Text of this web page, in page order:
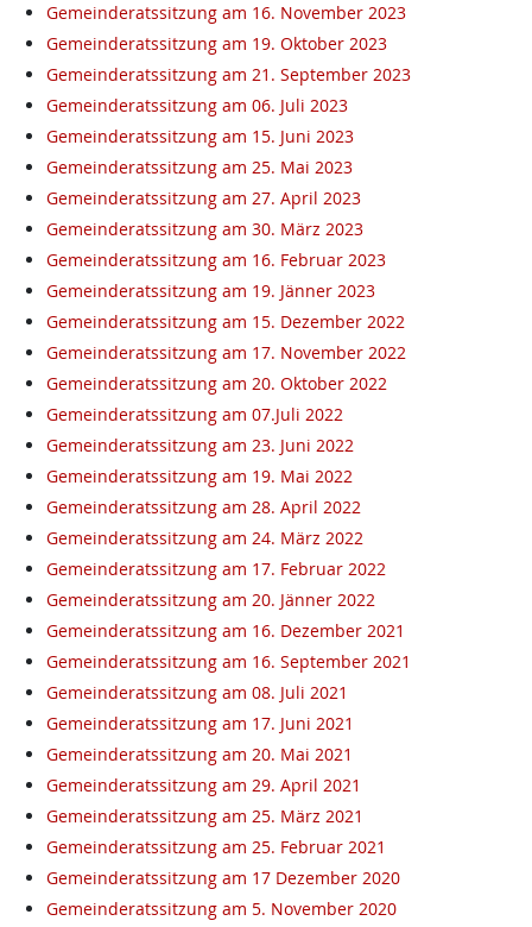
Gemeinderatssitzung am 16. November 2023
Gemeinderatssitzung am 19. Oktober 2023
Gemeinderatssitzung am 21. September 2023
Gemeinderatssitzung am 06. Juli 2023
Gemeinderatssitzung am 15. Juni 2023
Gemeinderatssitzung am 25. Mai 2023
Gemeinderatssitzung am 27. April 2023
Gemeinderatssitzung am 30. März 2023
Gemeinderatssitzung am 16. Februar 2023
Gemeinderatssitzung am 19. Jänner 2023
Gemeinderatssitzung am 15. Dezember 2022
Gemeinderatssitzung am 17. November 2022
Gemeinderatssitzung am 20. Oktober 2022
Gemeinderatssitzung am 07.Juli 2022
Gemeinderatssitzung am 23. Juni 2022
Gemeinderatssitzung am 19. Mai 2022
Gemeinderatssitzung am 28. April 2022
Gemeinderatssitzung am 24. März 2022
Gemeinderatssitzung am 17. Februar 2022
Gemeinderatssitzung am 20. Jänner 2022
Gemeinderatssitzung am 16. Dezember 2021
Gemeinderatssitzung am 16. September 2021
Gemeinderatssitzung am 08. Juli 2021
Gemeinderatssitzung am 17. Juni 2021
Gemeinderatssitzung am 20. Mai 2021
Gemeinderatssitzung am 29. April 2021
Gemeinderatssitzung am 25. März 2021
Gemeinderatssitzung am 25. Februar 2021
Gemeinderatssitzung am 17 Dezember 2020
Gemeinderatssitzung am 5. November 2020